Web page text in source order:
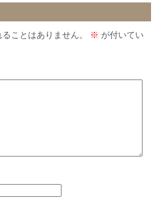
ことはありません。 ※ が付いてい